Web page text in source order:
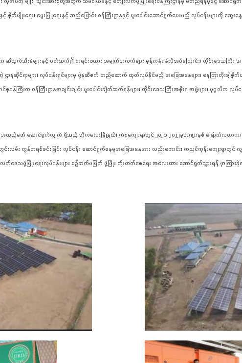
စိုက်ပျိုးရေး၊ မွေးမြူရေးနှင့် ဆည်မြောင်း ဝန်ကြီးဌာနနှင့် ပူးပေါင်းဆောင်ရွက်ပေးမည့် လုပ်ငန်းများကို ဆွေးနွေ
ထွက်သီးနှံများနှင့် ပတ်သက်၍ စာရင်းဇယား အချက်အလက်များ မှန်ကန်ရန်လိုအပ်ကြောင်း၊ တိုင်းဒေသကြီး အစို
နဆိုင်ရာများ၊ လုပ်ငန်းရှင်များမှ ဖွဲနုဆီစက် တည်ဆောက် ထုတ်လုပ်နိုင်မည့် အခြေအနေများ၊ နေကြာတိုးချဲ့စိုက်ပျို
ဝန်ကြီးက ဝန်ကြီးဌာနအချင်းချင်း ပူးပေါင်းချိတ်ဆက်ရန်များ၊ တိုင်းဒေသကြီးအစိုးရ အဖွဲ့များ၊ ပုဂ္ဂလိက လုပ်
ထည်ဖော် ဆောင်ရွက်လျက် ရှိသည့် ဘိုကလေးမြို့နယ်၊ ကံစုကျေးရွာတွင် ၂၀၂၁-၂၀၂၂ခုဘဏ္ဍာနှစ် ခြောက်လတာ
င်းလမ်း ကွန်ကရစ်ခင်းခြင်း လုပ်ငန်း ဆောင်ရွက်နေမှုအခြေအနေအား လည်းကောင်း၊ ကညင်ကုန်းကျေးရွာ
က်ဒေသဖွံ့ဖြိုးရေးလုပ်ငန်းများ စဉ်ဆက်မပြတ် ဖွံ့ဖြိုး တိုးတက်စေရေး အလေးထား ဆောင်ရွက်သွားရန် မှာကြား